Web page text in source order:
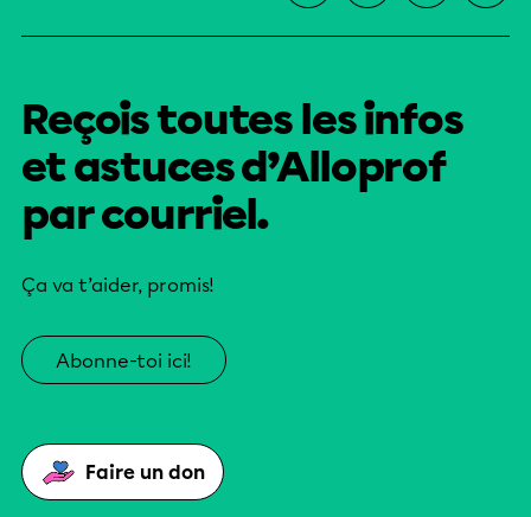
Reçois toutes les infos
et astuces d’Alloprof
par courriel.
Ça va t’aider, promis!
Abonne-toi ici!
Faire un don